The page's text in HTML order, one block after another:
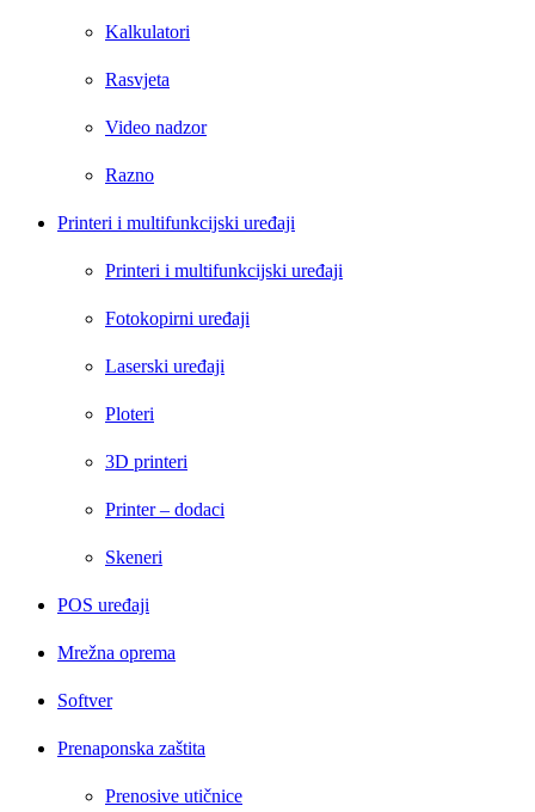
Kalkulatori
Rasvjeta
Video nadzor
Razno
Printeri i multifunkcijski uređaji
Printeri i multifunkcijski uređaji
Fotokopirni uređaji
Laserski uređaji
Ploteri
3D printeri
Printer – dodaci
Skeneri
POS uređaji
Mrežna oprema
Softver
Prenaponska zaštita
Prenosive utičnice